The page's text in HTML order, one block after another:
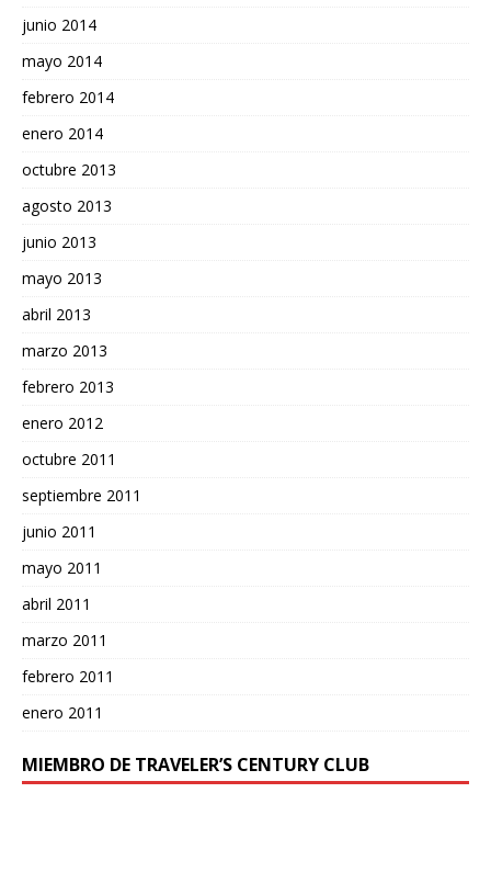
junio 2014
mayo 2014
febrero 2014
enero 2014
octubre 2013
agosto 2013
junio 2013
mayo 2013
abril 2013
marzo 2013
febrero 2013
enero 2012
octubre 2011
septiembre 2011
junio 2011
mayo 2011
abril 2011
marzo 2011
febrero 2011
enero 2011
MIEMBRO DE TRAVELER’S CENTURY CLUB